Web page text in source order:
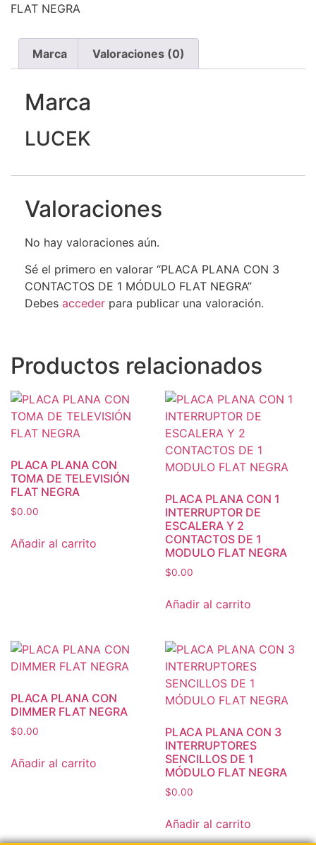
FLAT NEGRA
Marca Valoraciones (0)
Marca
LUCEK
Valoraciones
No hay valoraciones aún.
Sé el primero en valorar “PLACA PLANA CON 3
CONTACTOS DE 1 MÓDULO FLAT NEGRA”
Debes acceder para publicar una valoración.
Productos relacionados
PLACA PLANA CON
TOMA DE TELEVISIÓN
FLAT NEGRA
$0.00
Añadir al carrito
PLACA PLANA CON 1
INTERRUPTOR DE
ESCALERA Y 2
CONTACTOS DE 1
MODULO FLAT NEGRA
$0.00
Añadir al carrito
PLACA PLANA CON
DIMMER FLAT NEGRA
$0.00
Añadir al carrito
PLACA PLANA CON 3
INTERRUPTORES
SENCILLOS DE 1
MÓDULO FLAT NEGRA
$0.00
Añadir al carrito